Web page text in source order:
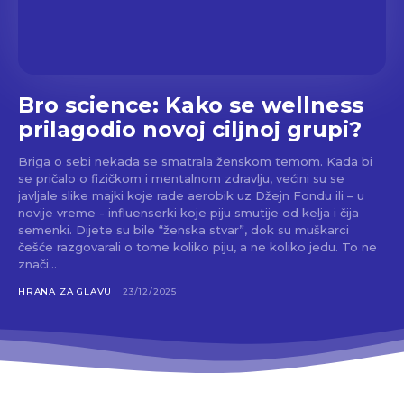
Bro science: Kako se wellness
prilagodio novoj ciljnoj grupi?
Briga o sebi nekada se smatrala ženskom temom. Kada bi
se pričalo o fizičkom i mentalnom zdravlju, većini su se
javljale slike majki koje rade aerobik uz Džejn Fondu ili – u
novije vreme - influenserki koje piju smutije od kelja i čija
semenki. Dijete su bile “ženska stvar”, dok su muškarci
češće razgovarali o tome koliko piju, a ne koliko jedu. To ne
znači...
HRANA ZA GLAVU 23/12/2025